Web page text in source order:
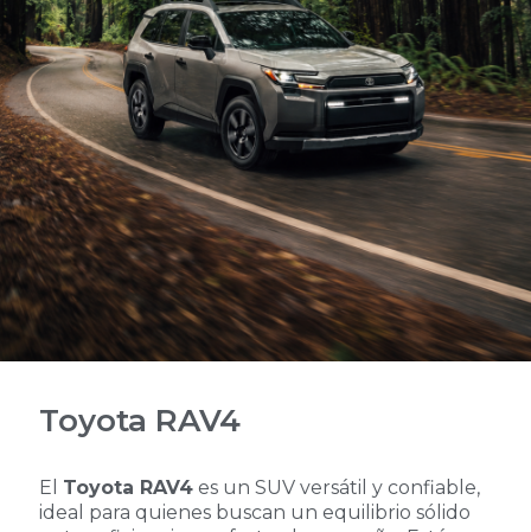
Toyota RAV4
El Toyota RAV4 es un SUV versátil y confiable,
ideal para quienes buscan un equilibrio sólido